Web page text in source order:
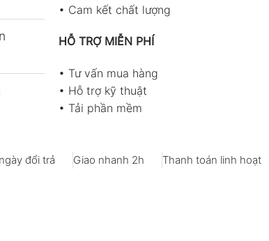
• Cam kết chất lượng
HỖ TRỢ MIỄN PHÍ
• Tư vấn mua hàng
• Hỗ trợ kỹ thuật
• Tải phần mềm
đổi trả Giao nhanh 2h Thanh toán linh hoạt